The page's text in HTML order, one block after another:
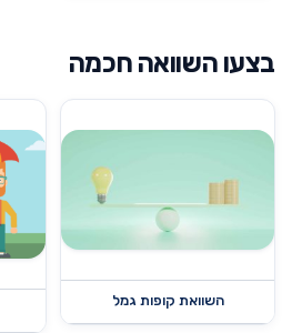
בצעו השוואה חכמה
השוואת קופות גמל